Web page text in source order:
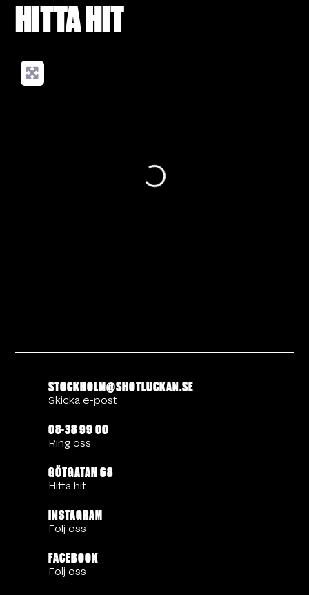
HITTA HIT
Loading...
STOCKHOLM@SHOTLUCKAN.SE
Skicka e-post
08-38 99 00
Ring oss
GÖTGATAN 68
Hitta hit
INSTAGRAM
Följ oss
FACEBOOK
Följ oss